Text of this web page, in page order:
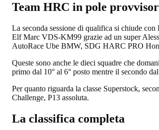
Team HRC in pole
La seconda sessione di qualifica si chiude
Elf Marc VDS-KM99 grazie ad un super
AutoRace Ube BMW, SDG HARC PRO
Queste sono anche le dieci squadre che
primo dal 10° al 6° posto mentre il secondo
Per quanto riguarda la classe Superstock,
Challenge, P13 assoluta.
La classifica completa